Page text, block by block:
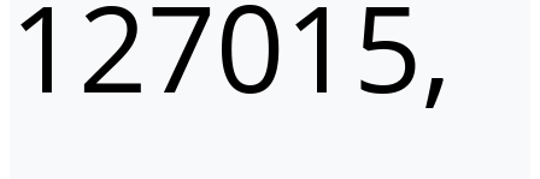
127015,